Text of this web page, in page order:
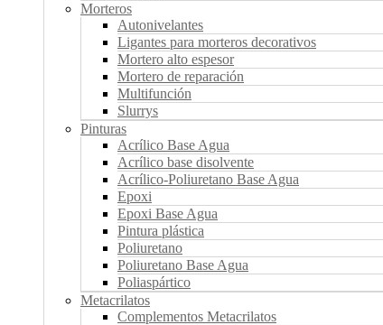
Morteros
Autonivelantes
Ligantes para morteros decorativos
Mortero alto espesor
Mortero de reparación
Multifunción
Slurrys
Pinturas
Acrílico Base Agua
Acrílico base disolvente
Acrílico-Poliuretano Base Agua
Epoxi
Epoxi Base Agua
Pintura plástica
Poliuretano
Poliuretano Base Agua
Poliaspártico
Metacrilatos
Complementos Metacrilatos